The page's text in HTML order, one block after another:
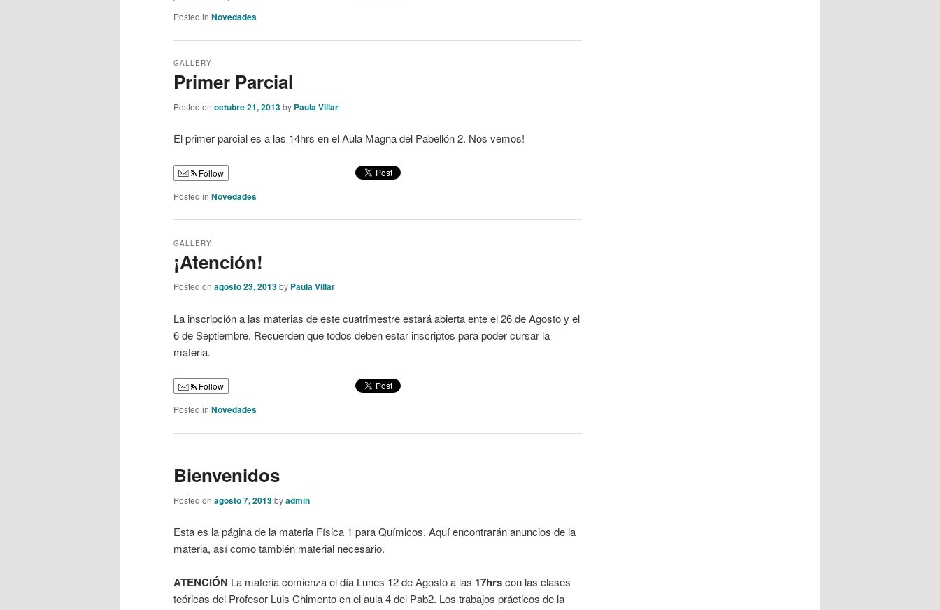
Posted in Novedades
Primer Parcial
GALLERY
Posted on octubre 21, 2013by Paula Villar
El primer parcial es a las 14hrs en el Aula Magna del Pabellón 2. Nos vemos!
Follow
Posted in Novedades
¡Atención!
GALLERY
Posted on agosto 23, 2013by Paula Villar
La inscripción a las materias de este cuatrimestre estará abierta ente el 26 de Agosto y el
6 de Septiembre. Recuerden que todos deben estar inscriptos para poder cursar la
materia.
Follow
Posted in Novedades
Bienvenidos
Posted on agosto 7, 2013byadmin
Esta es la página de la materia Física 1 para Químicos. Aquí encontrarán anuncios de la
materia, así como también material necesario.
ATENCIÓN La materia comienza el día Lunes 12 de Agosto a las 17hrscon las clases
teóricas del Profesor Luis Chimento en el aula 4 del Pab2. Los trabajos prácticos de la